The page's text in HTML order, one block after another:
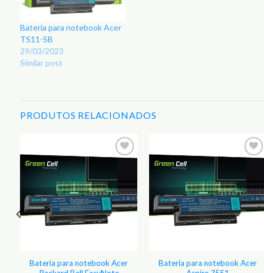
Bateria para notebook Acer
TS11-SB
29/03/2023
Similar post
PRODUTOS RELACIONADOS
Favoritos
Bateria para notebook Acer
Favoritos
Bateria para notebook Acer